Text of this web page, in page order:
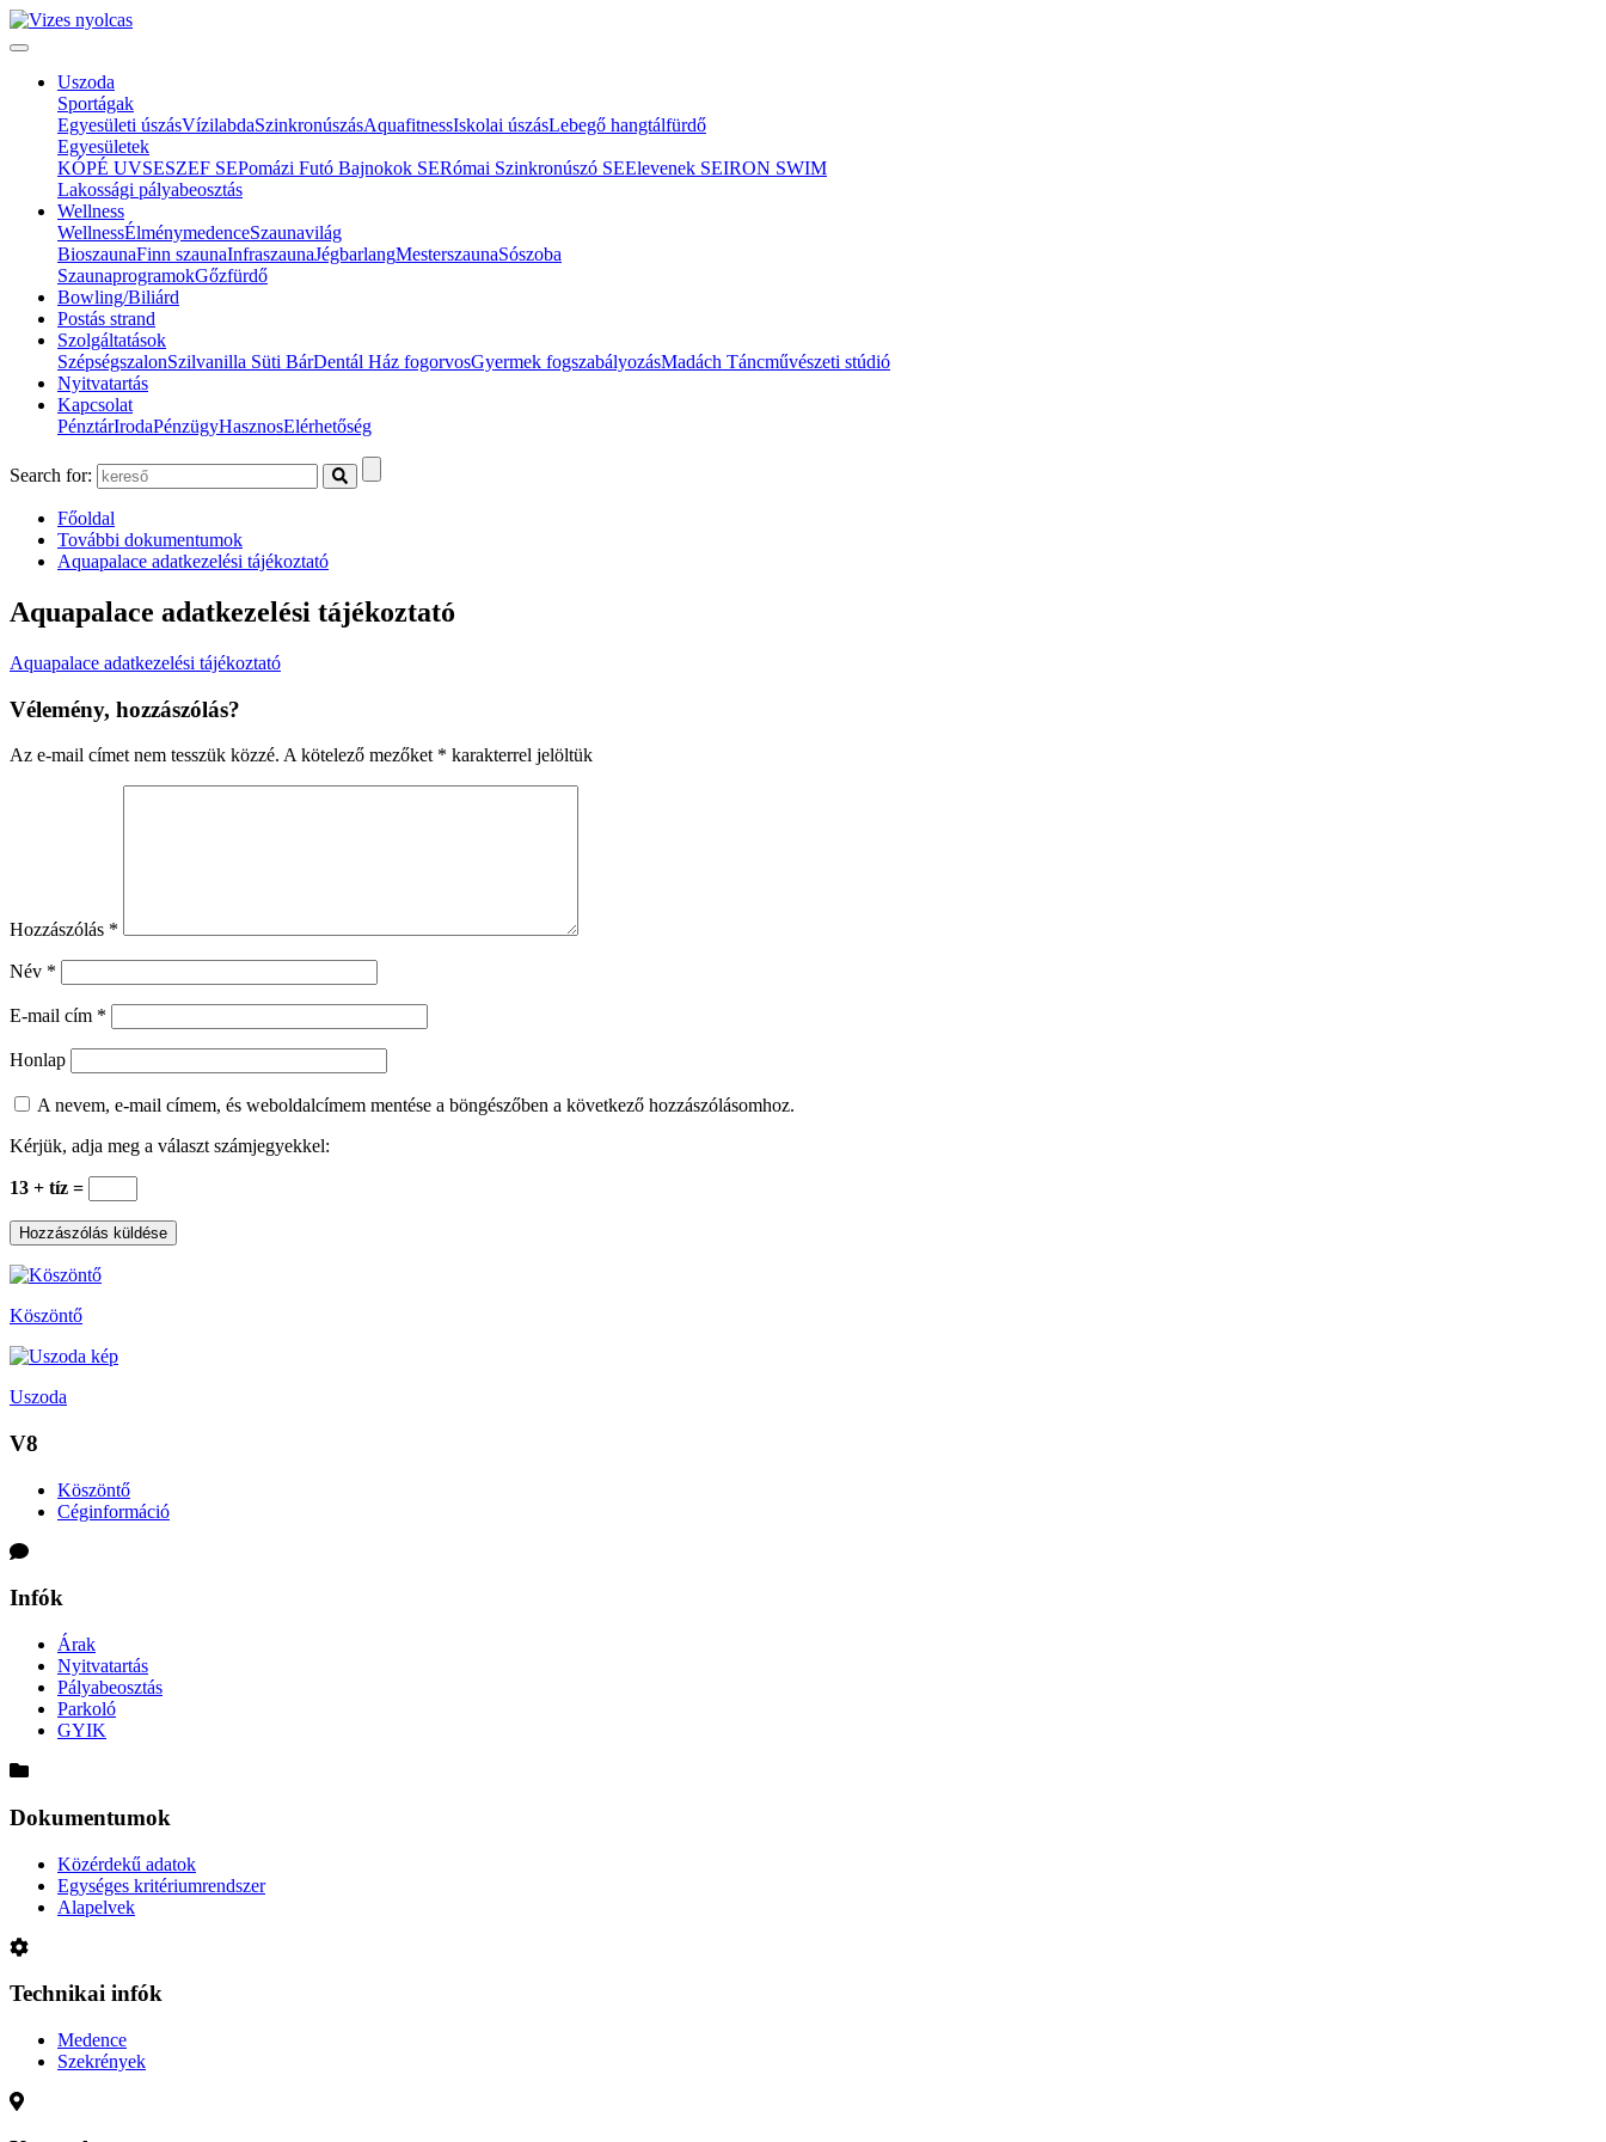
Uszoda
Sportágak
Egyesületi úszásVízilabdaSzinkronúszásAquafitnessIskolai úszásLebegő hangtálfürdő
Egyesületek
KÓPÉ UVSESZEF SEPomázi Futó Bajnokok SERómai Szinkronúszó SEElevenek SEIRON SWIM
Lakossági pályabeosztás
Wellness
WellnessÉlménymedenceSzaunavilág
BioszaunaFinn szaunaInfraszaunaJégbarlangMesterszaunaSószoba
SzaunaprogramokGőzfürdő
Bowling/Biliárd
Postás strand
Szolgáltatások
SzépségszalonSzilvanilla Süti BárDentál Ház fogorvosGyermek fogszabályozásMadách Táncművészeti stúdió
Nyitvatartás
Kapcsolat
PénztárIrodaPénzügyHasznosElérhetőség
Search for:
Főoldal
További dokumentumok
Aquapalace adatkezelési tájékoztató
Aquapalace adatkezelési tájékoztató
Aquapalace adatkezelési tájékoztató
Vélemény, hozzászólás?
Az e-mail címet nem tesszük közzé. A kötelező mezőket * karakterrel jelöltük
Hozzászólás *
Név *
E-mail cím *
Honlap
A nevem, e-mail címem, és weboldalcímem mentése a böngészőben a következő hozzászólásomhoz.
Kérjük, adja meg a választ számjegyekkel:
13 + tíz =
Köszöntő
Uszoda
V8
Köszöntő
Céginformáció
Infók
Árak
Nyitvatartás
Pályabeosztás
Parkoló
GYIK
Dokumentumok
Közérdekű adatok
Egységes kritériumrendszer
Alapelvek
Technikai infók
Medence
Szekrények